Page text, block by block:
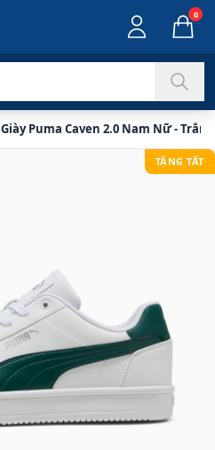
0
Giày Puma Caven 2.0 Nam Nữ -
TẶNG TẤT